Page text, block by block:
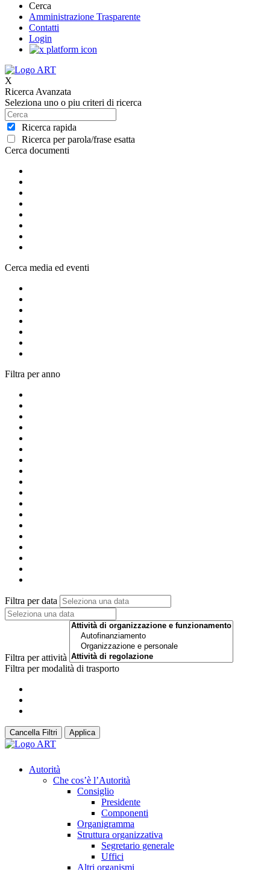
Cerca
Amministrazione Trasparente
Contatti
Login
X
Ricerca Avanzata
Seleziona uno o piu criteri di ricerca
Ricerca rapida
Ricerca per parola/frase esatta
Cerca documenti
Cerca media ed eventi
Filtra per anno
Filtra per data
Filtra per attività
Filtra per modalità di trasporto
Cancella Filtri Applica
Autorità
Che cos’è l’Autorità
Consiglio
Presidente
Componenti
Organigramma
Struttura organizzativa
Segretario generale
Uffici
Altri organismi